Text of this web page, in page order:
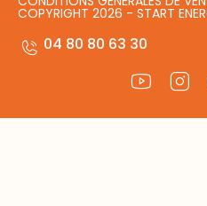
COPYRIGHT 2026 - START
04 80 80 63 30